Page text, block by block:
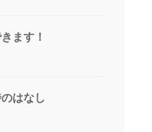
ます！
はなし